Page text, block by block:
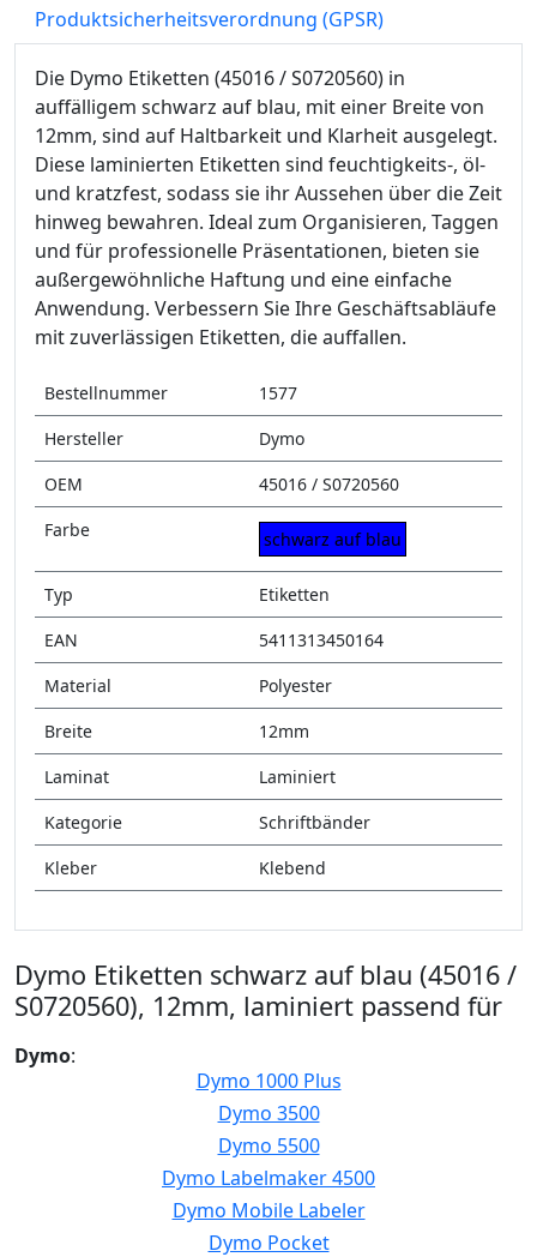
Produktsicherheitsverordnung (GPSR)
Die Dymo Etiketten (45016 / S0720560) in
auffälligem schwarz auf blau, mit einer Breite von
12mm, sind auf Haltbarkeit und Klarheit ausgelegt.
Diese laminierten Etiketten sind feuchtigkeits-, öl-
und kratzfest, sodass sie ihr Aussehen über die Zeit
hinweg bewahren. Ideal zum Organisieren, Taggen
und für professionelle Präsentationen, bieten sie
außergewöhnliche Haftung und eine einfache
Anwendung. Verbessern Sie Ihre Geschäftsabläufe
mit zuverlässigen Etiketten, die auffallen.
Bestellnummer
1577
Hersteller
Dymo
OEM
45016 / S0720560
Farbe
schwarz auf blau
Typ
Etiketten
EAN
5411313450164
Material
Polyester
Breite
12mm
Laminat
Laminiert
Kategorie
Schriftbänder
Kleber
Klebend
Dymo Etiketten schwarz auf blau (45016 /
S0720560), 12mm, laminiert passend für
Dymo:
Dymo 1000 Plus
Dymo 3500
Dymo 5500
Dymo Labelmaker 4500
Dymo Mobile Labeler
Dymo Pocket